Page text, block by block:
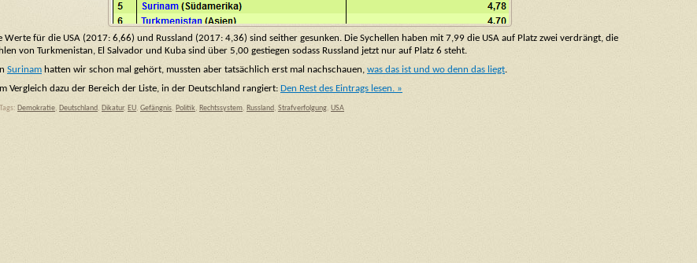
Werte für die USA (2017: 6,66) und Russland (2017: 4,36) sind seither gesunken. Die Sychellen haben mit 7,99 die USA auf Platz zwei verdrängt, die
von Turkmenistan, El Salvador und Kuba sind über 5,00 gestiegen sodass Russland jetzt nur auf Platz 6 steht.
Surinam hatten wir schon mal gehört, mussten aber tatsächlich erst mal nachschauen, was das ist und wo denn das liegt.
Vergleich dazu der Bereich der Liste, in der Deutschland rangiert: Den Rest des Eintrags lesen. »
Tags: Demokratie, Deutschland, Dikatur, EU, Gefängnis, Politik, Rechtssystem, Russland, Strafverfolgung, USA